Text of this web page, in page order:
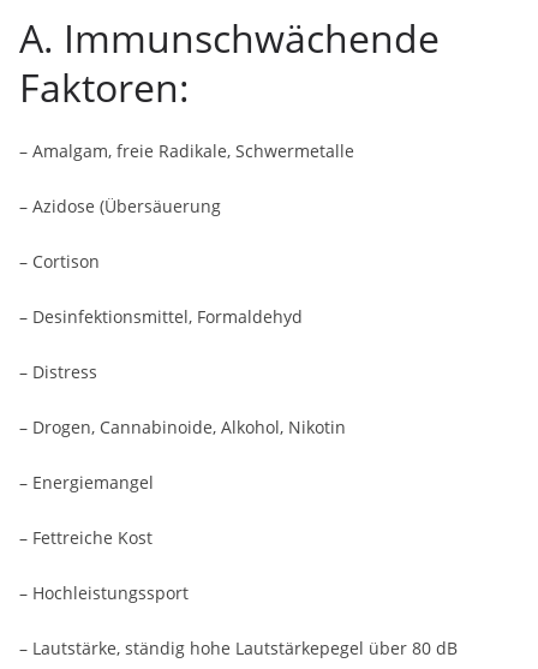
A. Immunschwächende
Faktoren:
– Amalgam, freie Radikale, Schwermetalle
– Azidose (Übersäuerung
– Cortison
– Desinfektionsmittel, Formaldehyd
– Distress
– Drogen, Cannabinoide, Alkohol, Nikotin
– Energiemangel
– Fettreiche Kost
– Hochleistungssport
– Lautstärke, ständig hohe Lautstärkepegel über 80 dB